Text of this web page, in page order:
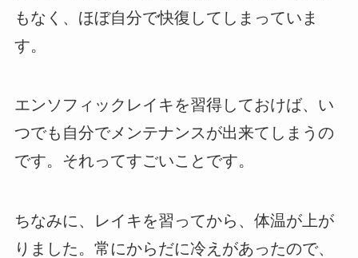
もなく、ほぼ自分で快復してしまっていま
す。
エンソフィックレイキを習得しておけば、い
つでも自分でメンテナンスが出来てしまうの
です。それってすごいことです。
ちなみに、レイキを習ってから、体温が上が
りました。常にからだに冷えがあったので、